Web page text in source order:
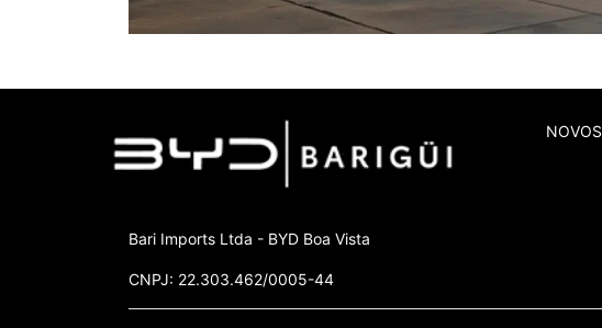
NOVOS
Bari Imports Ltda - BYD Boa Vista
CNPJ: 22.303.462/0005-44